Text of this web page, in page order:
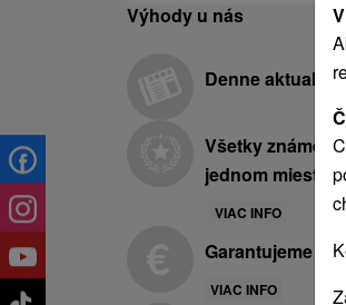
Výhody u nás
Denne
Všetky známe
jednom mieste
VIAC INFO
Garantujeme
VIAC INFO